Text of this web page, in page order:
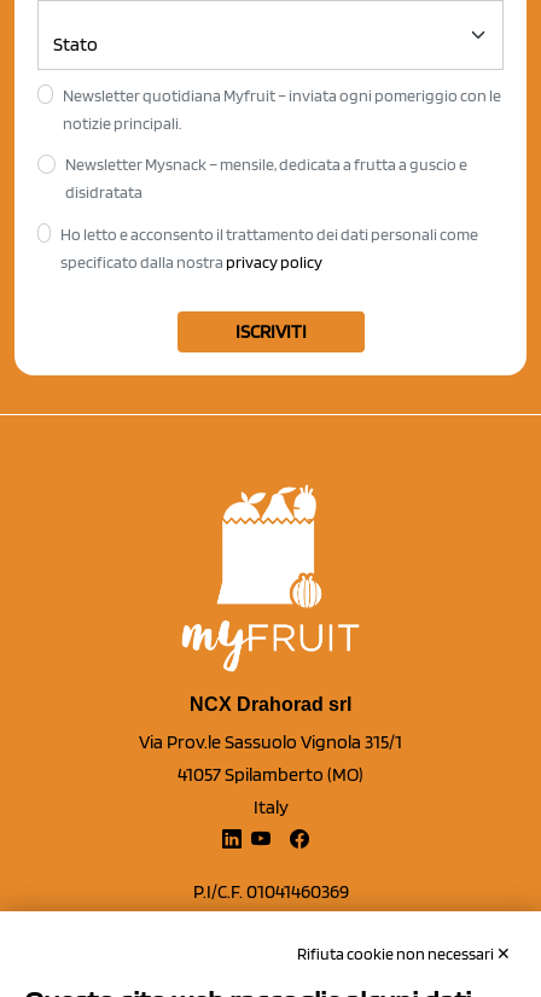
Newsletter quotidiana Myfruit – inviata ogni pomeriggio con le
notizie principali.
Newsletter Mysnack – mensile, dedicata a frutta a guscio e
disidratata
Ho letto e acconsento il trattamento dei dati personali come
specificato dalla nostra privacy policy
ISCRIVITI
NCX Drahorad srl
Via Prov.le Sassuolo Vignola 315/1
41057 Spilamberto (MO)
Italy
P.I/C.F. 01041460369
Capitale sociale Euro 50.000,00 i.v.Rifiuta cookie non necessari ✕